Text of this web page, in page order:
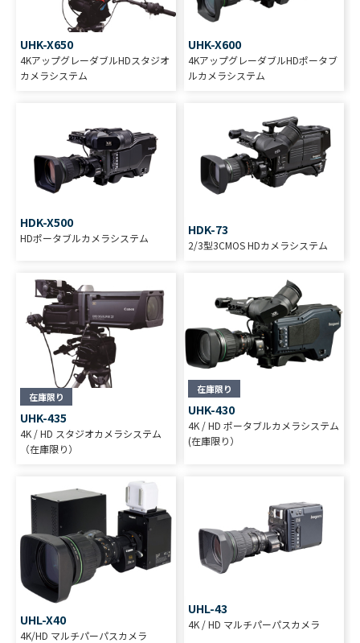
UHK-X650
4KアップグレーダブルHDスタジオ
カメラシステム
UHK-X600
4KアップグレーダブルHDポータブ
ルカメラシステム
HDK-X500
HDポータブルカメラシステム
HDK-73
2/3型3CMOS HDカメラシステム
在庫限り
UHK-435
4K / HD スタジオカメラシステム
（在庫限り）
在庫限り
UHK-430
4K / HD ポータブルカメラシステム
(在庫限り）
UHL-X40
4K/HD マルチパーパスカメラ
UHL-43
4K / HD マルチパーパスカメラ